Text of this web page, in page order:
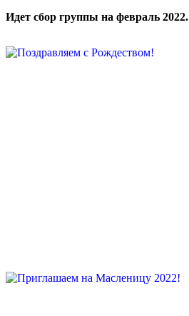
Идет сбор группы на февраль 2022.